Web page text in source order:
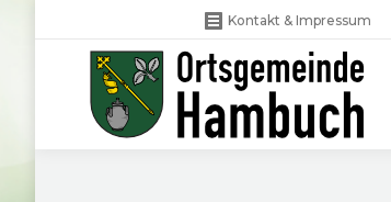
Kontakt & Impressum